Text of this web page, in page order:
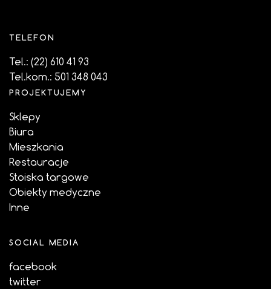
TELEFON
Tel.: (22) 610 41 93
Tel.kom.: 501 348 043
PROJEKTUJEMY
Sklepy
Biura
Mieszkania
Restauracje
Stoiska targowe
Obiekty medyczne
Inne
SOCIAL MEDIA
facebook
twitter